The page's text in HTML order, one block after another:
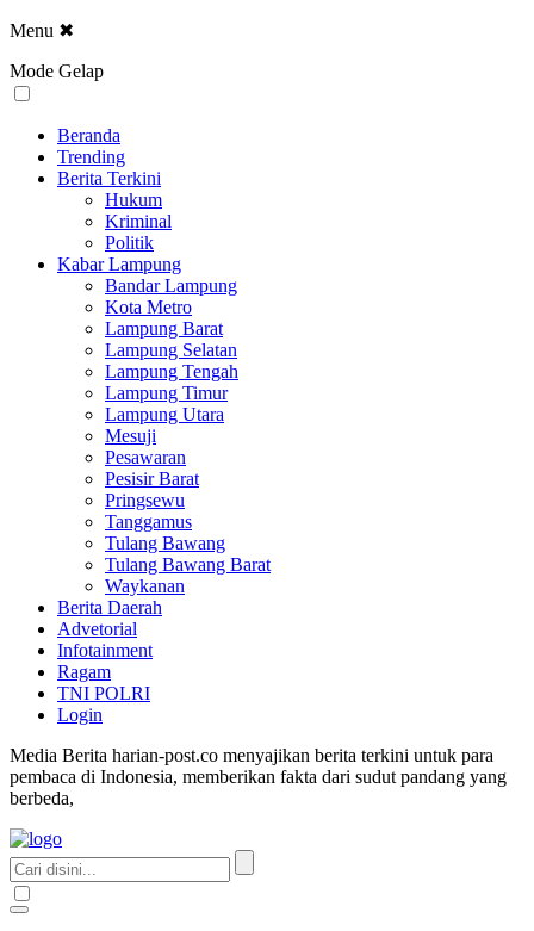
Menu ✖
Mode Gelap
Beranda
Trending
Berita Terkini
Hukum
Kriminal
Politik
Kabar Lampung
Bandar Lampung
Kota Metro
Lampung Barat
Lampung Selatan
Lampung Tengah
Lampung Timur
Lampung Utara
Mesuji
Pesawaran
Pesisir Barat
Pringsewu
Tanggamus
Tulang Bawang
Tulang Bawang Barat
Waykanan
Berita Daerah
Advetorial
Infotainment
Ragam
TNI POLRI
Login
Media Berita harian-post.co menyajikan berita terkini untuk para
pembaca di Indonesia, memberikan fakta dari sudut pandang yang
berbeda,